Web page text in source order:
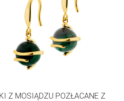
Z MOSIĄDZU POZŁACANE Z